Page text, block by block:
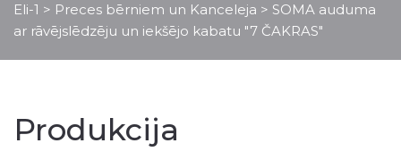
Eli-1 > Preces bērniem un Kanceleja > SOMA auduma
ar rāvējslēdzēju un iekšējo kabatu "7 ČAKRAS"
Produkcija